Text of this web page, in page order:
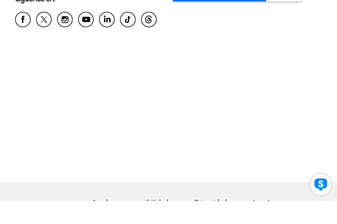
Ayuda para accesibilidad Privacidad Legal